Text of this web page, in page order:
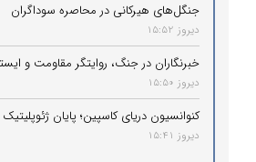
جنگل‌های هیرکانی در محاصره سوداگران
دیروز 15:52
خبرنگاران در جنگ، روایتگر مقاومت و
دیروز 15:50
کنوانسیون دریای کاسپین؛ پایان
دیروز 15:41